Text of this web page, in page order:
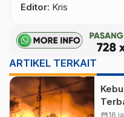
Editor: Kris
ARTIKEL TERKAIT
Api
16